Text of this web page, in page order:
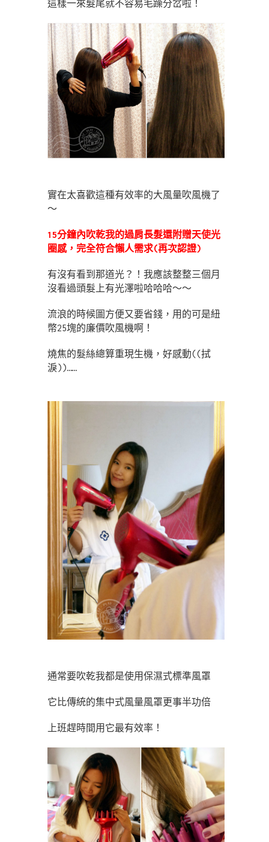
這樣一來髮尾就不容易毛躁分岔啦！
實在太喜歡這種有效率的大風量吹風機了
～
15分鐘內吹乾我的過肩長髮還附贈天使光
圈感，完全符合懶人需求(再次認證)
有沒有看到那道光？！我應該整整三個月
沒看過頭髮上有光澤啦哈哈哈～～
流浪的時候圖方便又要省錢，用的可是紐
幣25塊的廉價吹風機啊！
燒焦的髮絲總算重現生機，好感動((拭
淚))……
通常要吹乾我都是使用保濕式標準風罩
它比傳統的集中式風量風罩更事半功倍
上班趕時間用它最有效率！